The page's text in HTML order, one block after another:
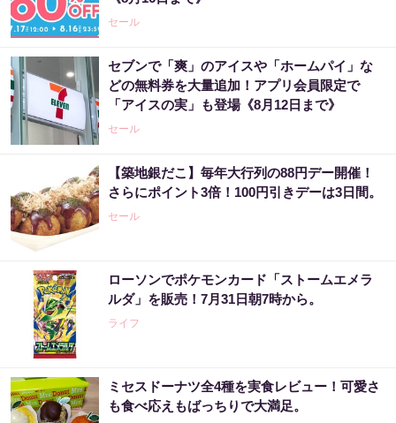
セール
セブンで「爽」のアイスや「ホームパイ」な
どの無料券を大量追加！アプリ会員限定で
「アイスの実」も登場《8月12日まで》
セール
【築地銀だこ】毎年大行列の88円デー開催！
さらにポイント3倍！100円引きデーは3日間。
セール
ローソンでポケモンカード「ストームエメラ
ルダ」を販売！7月31日朝7時から。
ライフ
ミセスドーナツ全4種を実食レビュー！可愛さ
も食べ応えもばっちりで大満足。